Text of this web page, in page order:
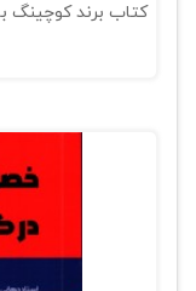
کتاب برند کوچینگ